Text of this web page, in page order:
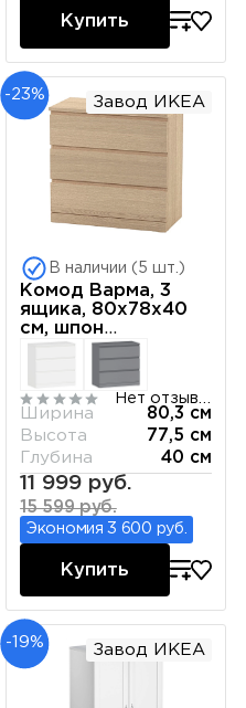
Купить
-23% Завод ИКЕА
В наличии (5 шт.)
Комод Варма, 3
ящика, 80х78х40
см, шпон
натурального
дерева, дуб
беленый
Ширина
80,3 см
Высота
77,5 см
Глубина
40 см
11 999 руб.
15 599 руб.
Экономия 3 600 руб.
Купить
-19% Завод ИКЕА